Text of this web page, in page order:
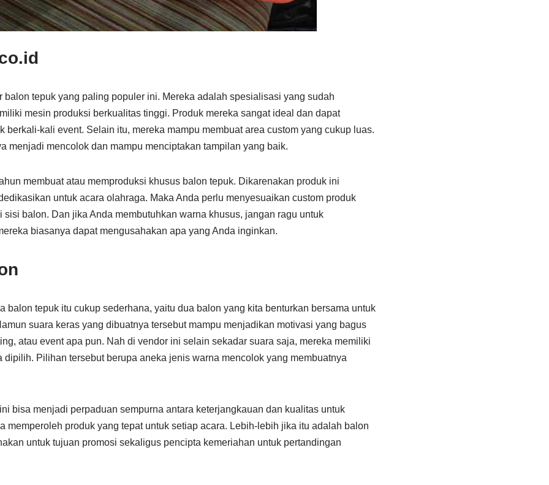
balon tepuk yang paling populer ini. Mereka adalah spesialisasi yang sudah
mesin produksi berkualitas tinggi. Produk mereka sangat ideal dan dapat
berkali-kali event. Selain itu, mereka mampu membuat area custom yang cukup luas.
menjadi mencolok dan mampu menciptakan tampilan yang baik.
membuat atau memproduksi khusus balon tepuk. Dikarenakan produk ini
untuk acara olahraga. Maka Anda perlu menyesuaikan custom produk
sisi balon. Dan jika Anda membutuhkan warna khusus, jangan ragu untuk
biasanya dapat mengusahakan apa yang Anda inginkan.
balon tepuk itu cukup sederhana, yaitu dua balon yang kita benturkan bersama untuk
suara keras yang dibuatnya tersebut mampu menjadikan motivasi yang bagus
atau event apa pun. Nah di vendor ini selain sekadar suara saja, mereka memiliki
dipilih. Pilihan tersebut berupa aneka jenis warna mencolok yang membuatnya
bisa menjadi perpaduan sempurna antara keterjangkauan dan kualitas untuk
memperoleh produk yang tepat untuk setiap acara. Lebih-lebih jika itu adalah balon
untuk tujuan promosi sekaligus pencipta kemeriahan untuk pertandingan